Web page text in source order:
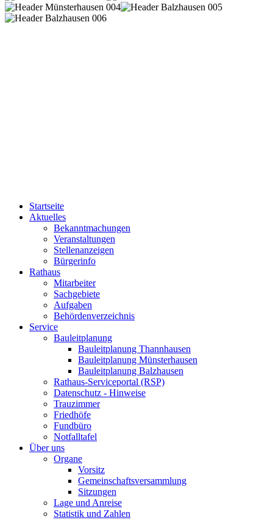
Startseite
Aktuelles
Bekanntmachungen
Veranstaltungen
Stellenanzeigen
Bürgerinfo
Rathaus
Mitarbeiter
Sachgebiete
Aufgaben
Behördenverzeichnis
Service
Bauleitplanung
Bauleitplanung Thannhausen
Bauleitplanung Münsterhausen
Bauleitplanung Balzhausen
Rathaus-Serviceportal (RSP)
Datenschutz - Hinweise
Trauzimmer
Friedhöfe
Fundbüro
Notfalltafel
Über uns
Organe
Vorsitz
Gemeinschaftsversammlung
Sitzungen
Lage und Anreise
Statistik und Zahlen